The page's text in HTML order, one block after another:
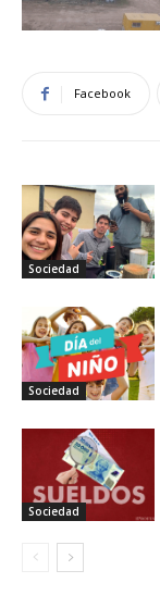
Facebook
Sociedad
Sociedad
Sociedad